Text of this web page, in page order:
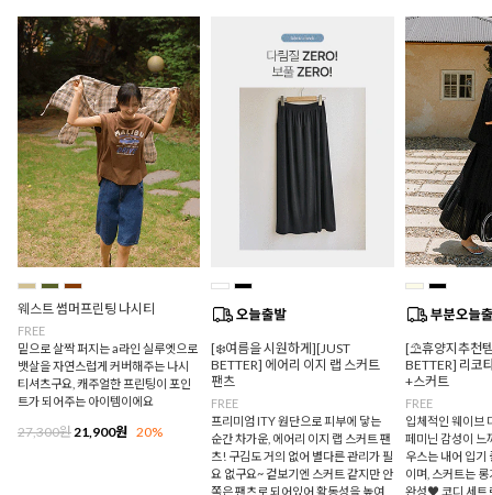
웨스트 썸머프린팅 나시티
FREE
밑으로 살짝 퍼지는 a라인 실루엣으로
뱃살을 자연스럽게 커버해주는 나시
티셔츠구요, 캐주얼한 프린팅이 포인
트가 되어주는 아이템이에요
27,300원 21,900원 20%
[❄️여름을 시원하게][JUST
BETTER] 에어리 이지 랩 스커트
팬츠
FREE
프리미엄 ITY 원단으로 피부에 닿는
순간 차가운, 에어리 이지 랩 스커트 팬
츠! 구김도 거의 없어 별다른 관리가 필
요 없구요~ 겉보기엔 스커트 같지만 안
쪽은 팬츠로 되어있어 활동성을 높여
[⛱️휴양지추천
BETTER] 리코
+스커트
FREE
입체적인 웨이브
페미닌 감성이 느
우스는 내어 입기
이며, 스커트는
완성♥ 코디 세트